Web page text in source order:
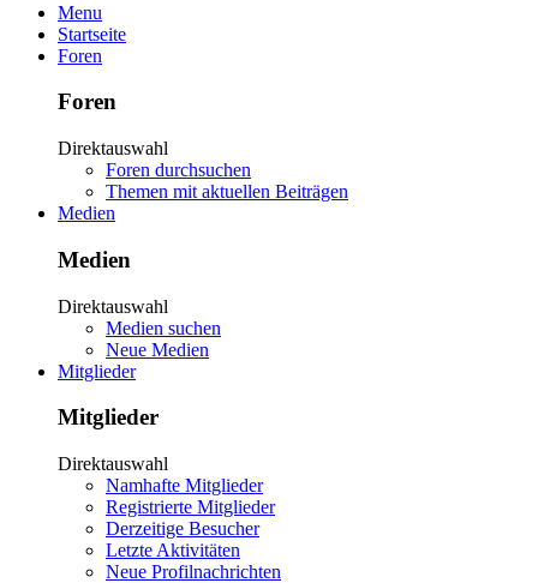
Menu
Startseite
Foren
Foren
Direktauswahl
Foren durchsuchen
Themen mit aktuellen Beiträgen
Medien
Medien
Direktauswahl
Medien suchen
Neue Medien
Mitglieder
Mitglieder
Direktauswahl
Namhafte Mitglieder
Registrierte Mitglieder
Derzeitige Besucher
Letzte Aktivitäten
Neue Profilnachrichten